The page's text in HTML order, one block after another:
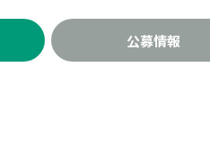
公募情報